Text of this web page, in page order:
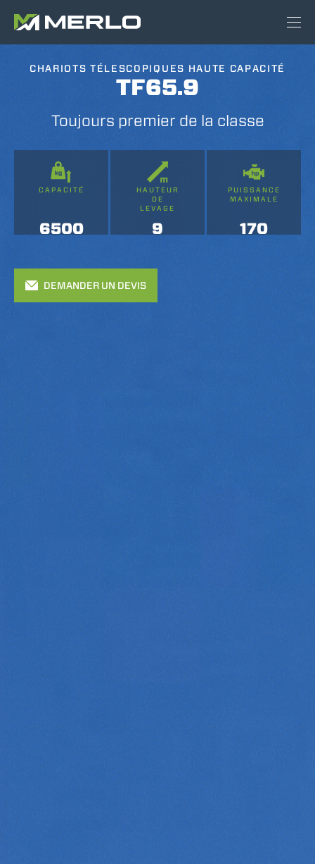
CHARIOTS TÉLESCOPIQUES HAUTE CAPACITÉ
TF65.9
Toujours premier de la classe
CAPACITÉ
6500
HAUTEUR
DE
LEVAGE
9
PUISSANCE
MAXIMALE
170
DEMANDER UN DEVIS